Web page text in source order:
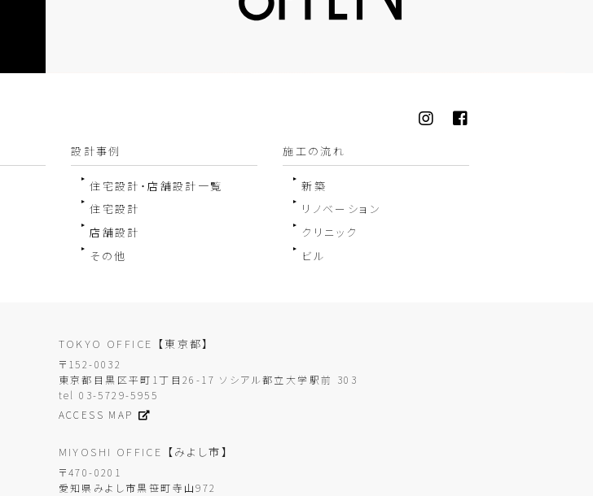
設計事例
住宅設計・店舗設計一覧
住宅設計
店舗設計
その他
施工の流れ
新築
リノベーション
クリニック
ビル
TOKYO OFFICE 【東京都】
〒152-0032
東京都目黒区平町1丁目26-17 ソシアル都立大学駅前 303
tel 03-5729-5955
ACCESS MAP
MIYOSHI OFFICE 【みよし市】
〒470-0201
愛知県みよし市黒笹町寺山972